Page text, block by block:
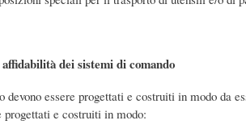
dei sistemi di comando
devono essere progettati e costruiti in modo da
progettati e costruiti in modo: